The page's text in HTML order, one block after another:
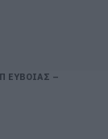
ΕΥΒΟΙΑΣ –